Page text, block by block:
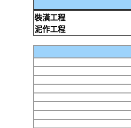
裝潢工程
泥作工程